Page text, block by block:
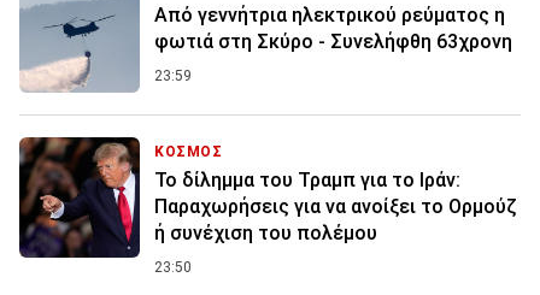
Από γεννήτρια ηλεκτρικού ρεύματος η
φωτιά στη Σκύρο - Συνελήφθη 63χρονη
23:59
ΚΟΣΜΟΣ
Το δίλημμα του Τραμπ για το Ιράν:
Παραχωρήσεις για να ανοίξει το Ορμούζ
ή συνέχιση του πολέμου
23:50